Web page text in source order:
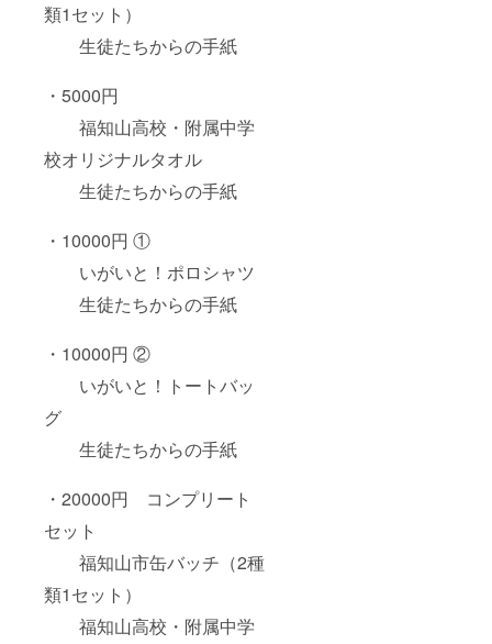
類1セット）
生徒たちからの手紙
・5000円
福知山高校・附属中学
校オリジナルタオル
生徒たちからの手紙
・10000円 ①
いがいと！ポロシャツ
生徒たちからの手紙
・10000円 ②
いがいと！トートバッ
グ
生徒たちからの手紙
・20000円 コンプリート
セット
福知山市缶バッチ（2種
類1セット）
福知山高校・附属中学